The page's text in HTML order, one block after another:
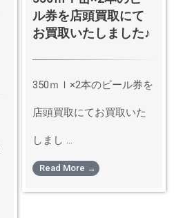
ル券を店頭買取にて
お買取いたしました♪
350ｍｌ×2本のビール券を
店頭買取にてお買取いた
しまし ...
Read More →